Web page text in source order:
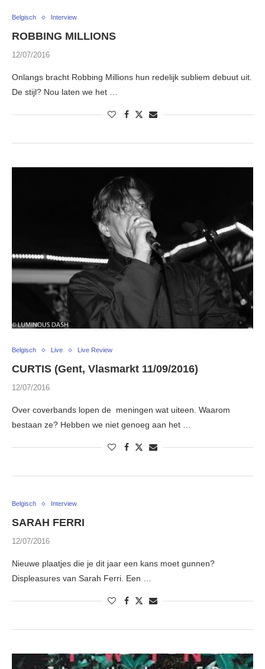
Belgisch Interview
ROBBING MILLIONS
12/07/2016
Onlangs bracht Robbing Millions hun redelijk subliem debuut uit.
De stijl? Nou laten we het …
Belgisch Live Live Review
CURTIS (Gent, Vlasmarkt 11/09/2016)
12/07/2016
Over coverbands lopen de meningen wat uiteen. Waarom
bestaan ze? Hebben we niet genoeg aan het …
Belgisch Interview
SARAH FERRI
12/07/2016
Nieuwe plaatjes die je dit jaar een kans moet gunnen?
Displeasures van Sarah Ferri. Een …